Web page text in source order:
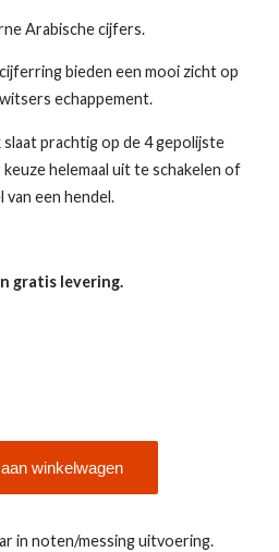
Arabische cijfers.
bieden een mooi zicht op
echappement.
prachtig op de 4 gepolijste
helemaal uit te schakelen of
van een hendel.
gratis levering.
winkelwagen
in noten/messing uitvoering.